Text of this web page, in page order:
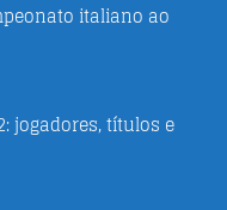
italiano ao
jogadores, títulos e